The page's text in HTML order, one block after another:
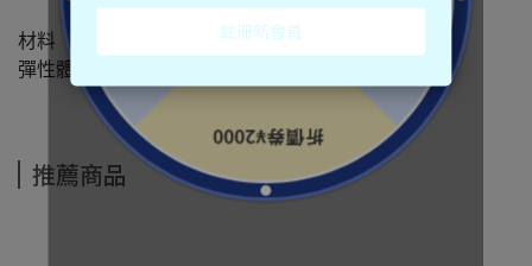
材料
彈性體
推薦商品